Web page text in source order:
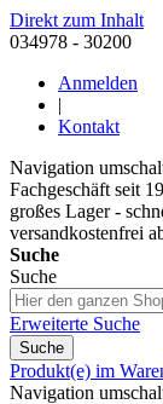
Direkt zum Inhalt
034978 - 30200
Anmelden
|
Kontakt
Navigation
Fachgeschäft seit
großes Lager -
versandkostenfrei
Suche
Suche
Erweiterte Suche
Suche
Produkt(e) im
Navigation